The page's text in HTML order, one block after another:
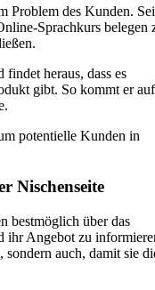
Problem des Kunden. Sei
Sprachkurs belegen
heraus, dass es
gibt. So kommt er auf
potentielle Kunden in
Nischenseite
bestmöglich über das
ihr Angebot zu
auch, damit sie